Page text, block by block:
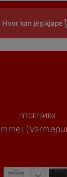
Hvor kan jeg kjøpe
BTGF494RX